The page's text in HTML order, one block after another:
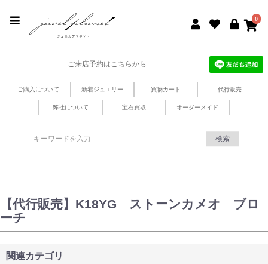
0
ご来店予約はこちらから
ご購入について 新着ジュエリー 買物カート 代行販売
弊社について 宝石買取 オーダーメイド
検索
【代行販売】K18YG ストーンカメオ ブロ
ーチ
関連カテゴリ